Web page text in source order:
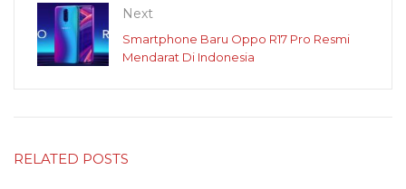
Next
Smartphone Baru Oppo R17 Pro Resmi
Mendarat Di Indonesia
RELATED POSTS